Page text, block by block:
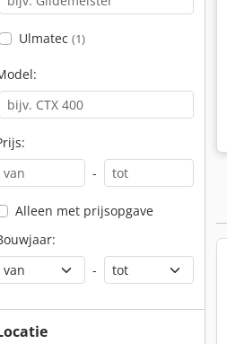
Ulmatec (1)
-
Alleen met prijsopgave
-